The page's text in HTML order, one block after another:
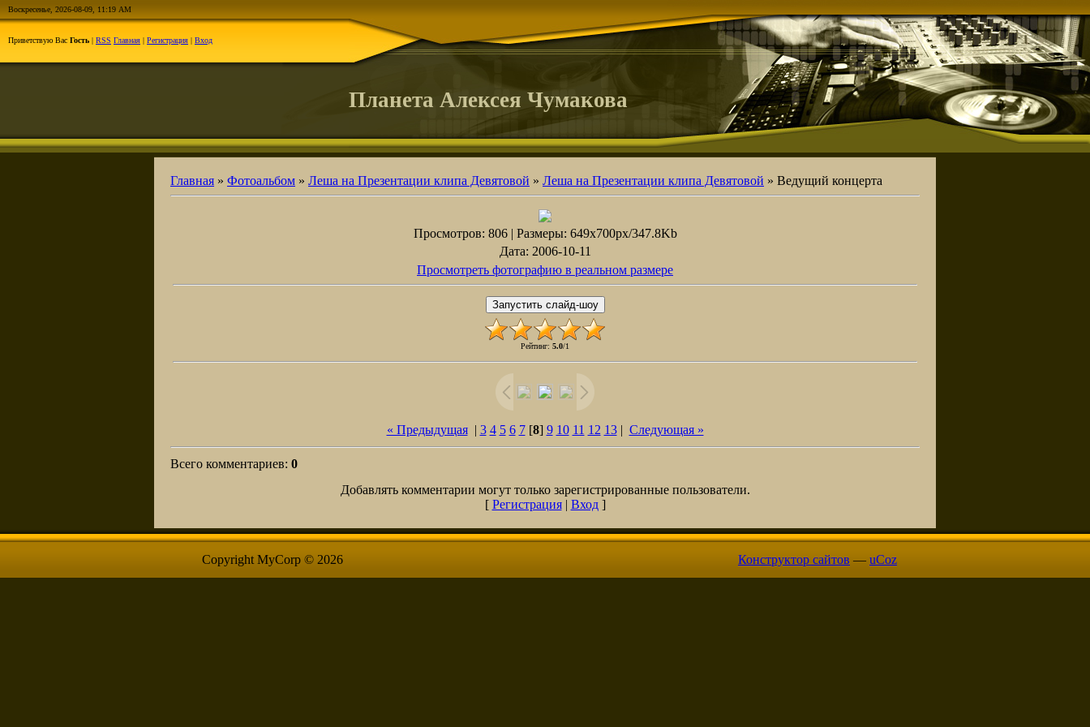
Воскресенье, 2026-08-09, 11:19 AM
Приветствую Вас Гость | RSS Главная | Регистрация | Вход
Планета Алексея Чумакова
Главная » Фотоальбом » Леша на Презентации клипа Девятовой » Леша на Презентации клипа Девятовой » Ведущий концерта
Просмотров: 806 | Размеры: 649x700px/347.8Kb
Дата: 2006-10-11
Просмотреть фотографию в реальном размере
Рейтинг: 5.0/1
« Предыдущая| 3 4 5 6 7[8] 9 10 11 12 13| Следующая »
Всего комментариев: 0
Добавлять комментарии могут только зарегистрированные пользователи.
[ Регистрация| Вход]
Copyright MyCorp © 2026 Конструктор сайтов — uCoz